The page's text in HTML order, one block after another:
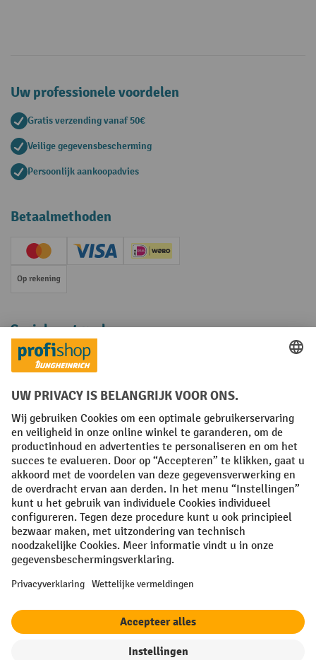
Uw professionele voordelen
Gratis verzending vanaf 50€
Veilige gegevensbescherming
Persoonlijk aankoopadvies
Betaalmethoden
Creditcard (Master)Creditcard (Visa)iDEAL | Wero
Op rekening
Sociale netwerken
Facebook
YouTube
LinkedInInstagram
Algemene leveringsvoorwaarden Copyright
Privacyverklaring Privacy Instellingen
All prices excl. VAT plusshipping costs and possible delivery charges,
if not stated otherwise.
¹ De korting is geldig zolang de voorraad strekt. De korting is niet van
toepassing op speciale prijzen. Een combinatie met andere
procentuele kortingen of vouchers is niet mogelijk. | ² De korting
nieuwsbrief. De voucher is 10 dagen geldig en kan online worden
korting varieert per productcategorie en is maximaal 10%. Elektrische
pallettrucks, elektrische stapelaars, elektrische heftrucks en
worden gecombineerd met andere kortingspercentages of vouchers.